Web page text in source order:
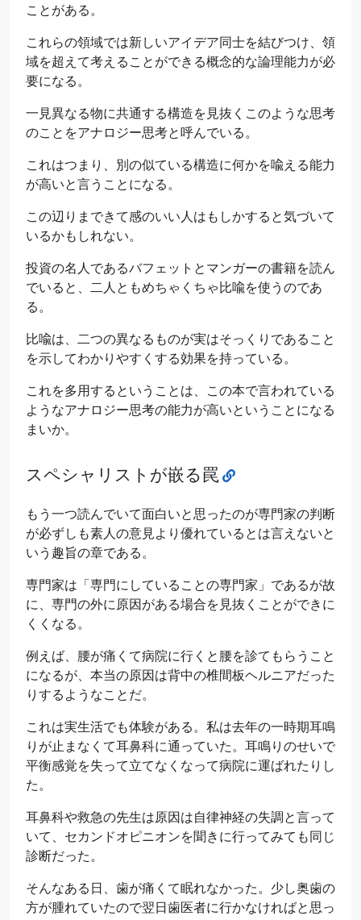
ことがある。
これらの領域では新しいアイデア同士を結びつけ、領
域を超えて考えることができる概念的な論理能力が必
要になる。
一見異なる物に共通する構造を見抜くこのような思考
のことをアナロジー思考と呼んでいる。
これはつまり、別の似ている構造に何かを喩える能力
が高いと言うことになる。
この辺りまできて感のいい人はもしかすると気づいて
いるかもしれない。
投資の名人であるバフェットとマンガーの書籍を読ん
でいると、二人ともめちゃくちゃ比喩を使うのであ
る。
比喩は、二つの異なるものが実はそっくりであること
を示してわかりやすくする効果を持っている。
これを多用するということは、この本で言われている
ようなアナロジー思考の能力が高いということになる
まいか。
スペシャリストが嵌る罠
もう一つ読んでいて面白いと思ったのが専門家の判断
が必ずしも素人の意見より優れているとは言えないと
いう趣旨の章である。
専門家は「専門にしていることの専門家」であるが故
に、専門の外に原因がある場合を見抜くことができに
くくなる。
例えば、腰が痛くて病院に行くと腰を診てもらうこと
になるが、本当の原因は背中の椎間板ヘルニアだった
りするようなことだ。
これは実生活でも体験がある。私は去年の一時期耳鳴
りが止まなくて耳鼻科に通っていた。耳鳴りのせいで
平衡感覚を失って立てなくなって病院に運ばれたりし
た。
耳鼻科や救急の先生は原因は自律神経の失調と言って
いて、セカンドオピニオンを聞きに行ってみても同じ
診断だった。
そんなある日、歯が痛くて眠れなかった。少し奥歯の
方が腫れていたので翌日歯医者に行かなければと思っ